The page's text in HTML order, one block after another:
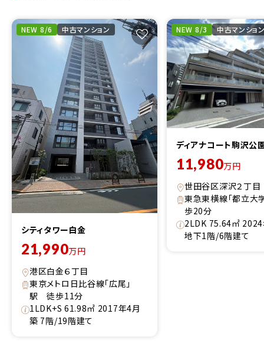
NEW 8/6 中古マンション
シティタワー白金
21,990万円
港区白金６丁目
東京メトロ日比谷線「広尾」
駅 徒歩11分
1LDK+S 61.98㎡ 2017年4月
築 7階/19階建て
NEW 8/3 中古マンショ
ディアナコート駒沢公
11,980万円
世田谷区深沢２丁目
東急東横線「都立大
歩20分
2LDK 75.64㎡
地下1階/6階建て